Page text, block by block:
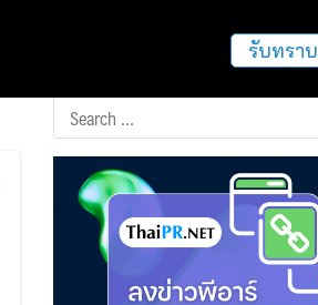
ฝากข่าวประชาสัมพันธ์
รับทราบ